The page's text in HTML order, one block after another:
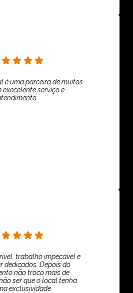
é uma parceira de muitos
execelente serviço e
trabalho impecável e
dedicados. Depois do
não troco mais de
ser que o local tenha
exclusividade